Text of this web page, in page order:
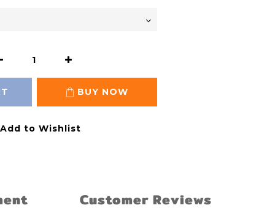
BUY NOW
Add to Wishlist
Customer Reviews